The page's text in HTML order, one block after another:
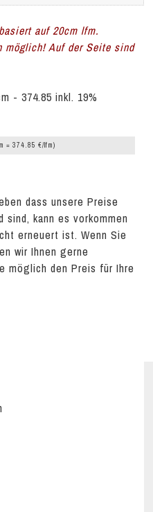
auf 20cm lfm.
Auf der Seite sind
- 374.85 inkl. 19%
= 374.85 €/lfm)
dass unsere Preise
kann es vorkommen
erneuert ist. Wenn Sie
wir Ihnen gerne
möglich den Preis für Ihre